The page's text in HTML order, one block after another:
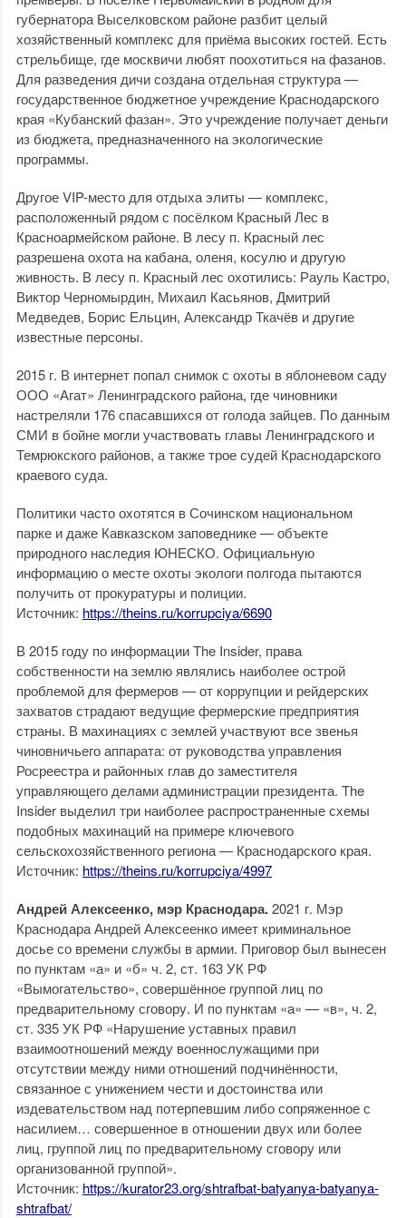
губернатора Выселковском районе разбит целый
хозяйственный комплекс для приёма высоких гостей. Есть
стрельбище, где москвичи любят поохотиться на фазанов.
Для разведения дичи создана отдельная структура —
государственное бюджетное учреждение Краснодарского
края «Кубанский фазан». Это учреждение получает деньги
из бюджета, предназначенного на экологические
программы.
Другое VIP-место для отдыха элиты — комплекс,
расположенный рядом с посёлком Красный Лес в
Красноармейском районе. В лесу п. Красный лес
разрешена охота на кабана, оленя, косулю и другую
живность. В лесу п. Красный лес охотились: Рауль Кастро,
Виктор Черномырдин, Михаил Касьянов, Дмитрий
Медведев, Борис Ельцин, Александр Ткачёв и другие
известные персоны.
2015 г. В интернет попал снимок с охоты в яблоневом саду
ООО «Агат» Ленинградского района, где чиновники
настреляли 176 спасавшихся от голода зайцев. По данным
СМИ в бойне могли участвовать главы Ленинградского и
Темрюкского районов, а также трое судей Краснодарского
краевого суда.
Политики часто охотятся в Сочинском национальном
парке и даже Кавказском заповеднике — объекте
природного наследия ЮНЕСКО. Официальную
информацию о месте охоты экологи полгода пытаются
получить от прокуратуры и полиции.
Источник: https://theins.ru/korrupciya/6690
В 2015 году по информации The Insider, права
собственности на землю являлись наиболее острой
проблемой для фермеров — от коррупции и рейдерских
захватов страдают ведущие фермерские предприятия
страны. В махинациях с землей участвуют все звенья
чиновничьего аппарата: от руководства управления
Росреестра и районных глав до заместителя
управляющего делами администрации президента. The
Insider выделил три наиболее распространенные схемы
подобных махинаций на примере ключевого
сельскохозяйственного региона — Краснодарского края.
Источник: https://theins.ru/korrupciya/4997
Андрей Алексеенко, мэр Краснодара.2021 г. Мэр
Краснодара Андрей Алексеенко имеет криминальное
досье со времени службы в армии. Приговор был вынесен
по пунктам «а» и «б» ч. 2, ст. 163 УК РФ
«Вымогательство», совершённое группой лиц по
предварительному сговору. И по пунктам «а» — «в», ч. 2,
ст. 335 УК РФ «Нарушение уставных правил
взаимоотношений между военнослужащими при
отсутствии между ними отношений подчинённости,
связанное с унижением чести и достоинства или
издевательством над потерпевшим либо сопряженное с
насилием… совершенное в отношении двух или более
лиц, группой лиц по предварительному сговору или
организованной группой».
Источник: https://kurator23.org/shtrafbat-batyanya-batyanya-
shtrafbat/